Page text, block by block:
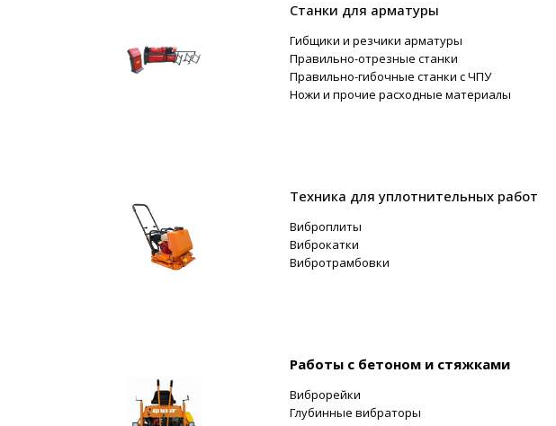
Станки для арматуры
Гибщики и резчики арматуры
Правильно-отрезные станки
Правильно-гибочные станки с ЧПУ
Ножи и прочие расходные материалы
Техника для уплотнительных работ
Виброплиты
Виброкатки
Вибротрамбовки
Работы с бетоном и стяжками
Виброрейки
Глубинные вибраторы